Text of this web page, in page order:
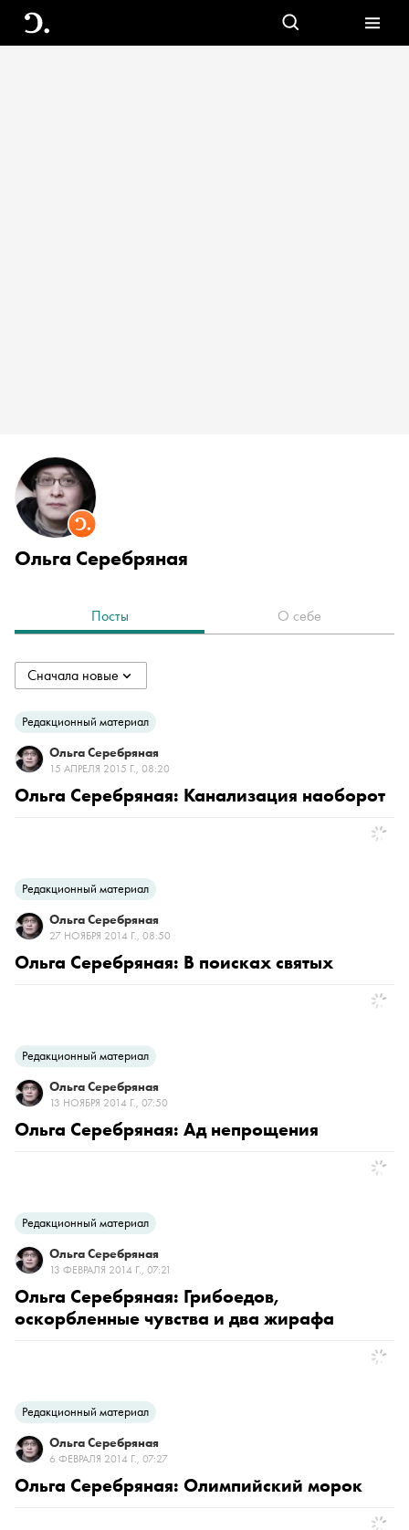
Ольга Серебряная
Посты О себе
Сначала новые
collapsed
Сначала новые
Сначала старые
Редакционный материал
Ольга Серебряная
15 АПРЕЛЯ 2015 Г., 08:20
Ольга Серебряная: Канализация наоборот
Редакционный материал
Ольга Серебряная
27 НОЯБРЯ 2014 Г., 08:50
Ольга Серебряная: В поисках святых
Редакционный материал
Ольга Серебряная
13 НОЯБРЯ 2014 Г., 07:50
Ольга Серебряная: Ад непрощения
Редакционный материал
Ольга Серебряная
13 ФЕВРАЛЯ 2014 Г., 07:21
Ольга Серебряная: Грибоедов,
оскорбленные чувства и два жирафа
Редакционный материал
Ольга Серебряная
6 ФЕВРАЛЯ 2014 Г., 07:27
Ольга Серебряная: Олимпийский морок